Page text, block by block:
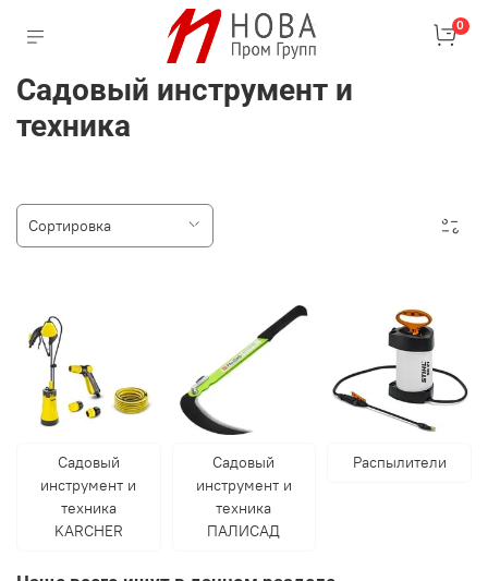
0
Садовый инструмент и
техника
Садовый
инструмент и
техника
KARCHER
Садовый
инструмент и
техника
ПАЛИСАД
Распылители